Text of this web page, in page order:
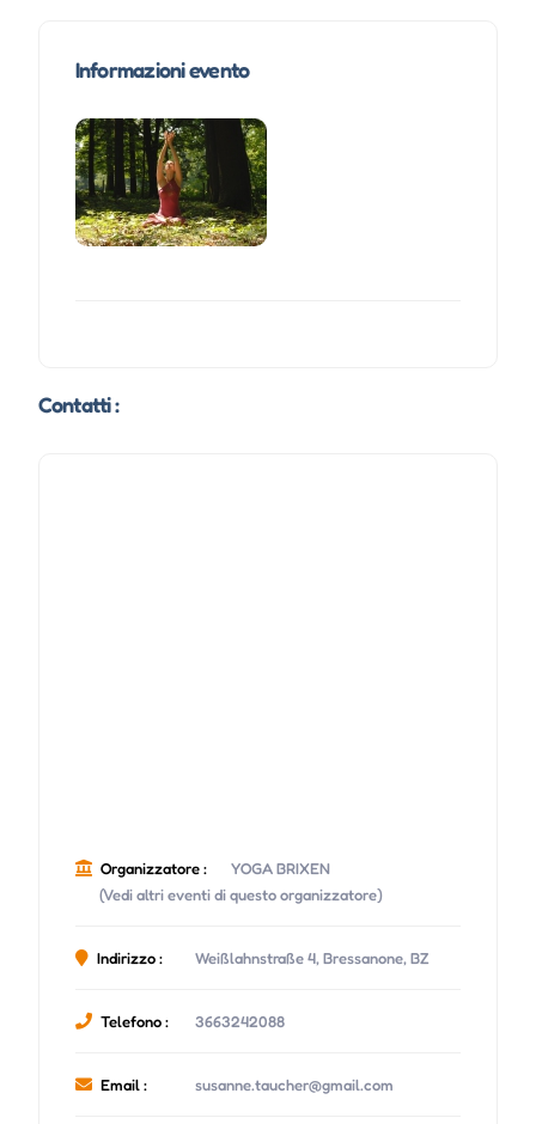
Informazioni evento
Contatti :
Organizzatore :
YOGA BRIXEN
(Vedi altri eventi di questo organizzatore)
Indirizzo : Weißlahnstraße 4, Bressanone, BZ
Telefono : 3663242088
Email : susanne.taucher@gmail.com